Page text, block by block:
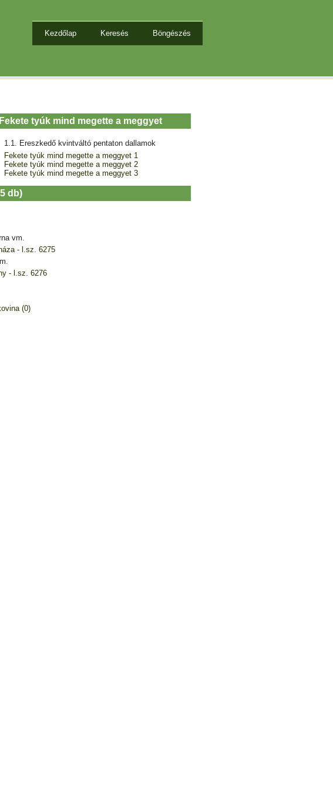
Kezdőlap Keresés Böngészés
tyúk mind megette a meggyet
1.1. Ereszkedő kvintváltó pentaton dallamok
Fekete tyúk mind megette a meggyet 1
Fekete tyúk mind megette a meggyet 2
Fekete tyúk mind megette a meggyet 3
db)
vm.
- l.sz. 6275
- l.sz. 6276
(0)